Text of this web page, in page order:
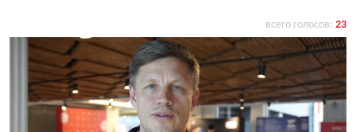
всего голосов: 23